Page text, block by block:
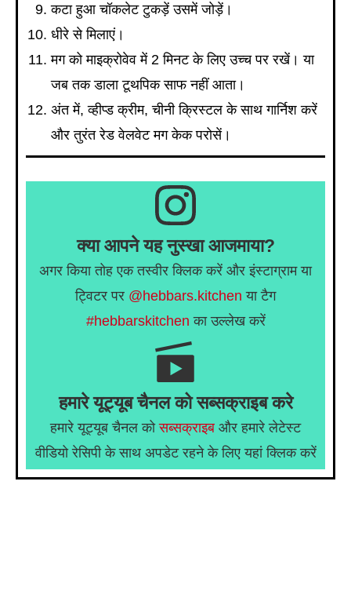
कटा हुआ चॉकलेट टुकड़ें उसमें जोड़ें।
धीरे से मिलाएं।
मग को माइक्रोवेव में 2 मिनट के लिए उच्च पर रखें। या
जब तक डाला टूथपिक साफ नहीं आता।
अंत में, व्हीप्ड क्रीम, चीनी क्रिस्टल के साथ गार्निश करें
और तुरंत रेड वेलवेट मग केक परोसें।
क्या आपने यह नुस्खा आजमाया?
अगर किया तोह एक तस्वीर क्लिक करें और इंस्टाग्राम या
ट्विटर पर @hebbars.kitchen या टैग
#hebbarskitchen का उल्लेख करें
हमारे यूट्यूब चैनल को सब्सक्राइब करे
हमारे यूट्यूब चैनल कोसब्सक्राइब और हमारे लेटेस्ट
वीडियो रेसिपी के साथ अपडेट रहने के लिए यहां क्लिक करें